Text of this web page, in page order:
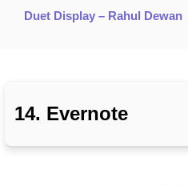
Duet Display – Rahul Dewan
14. Evernote